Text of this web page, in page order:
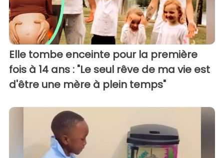
Elle tombe enceinte pour la première
fois à 14 ans : "Le seul rêve de ma vie est
d'être une mère à plein temps"